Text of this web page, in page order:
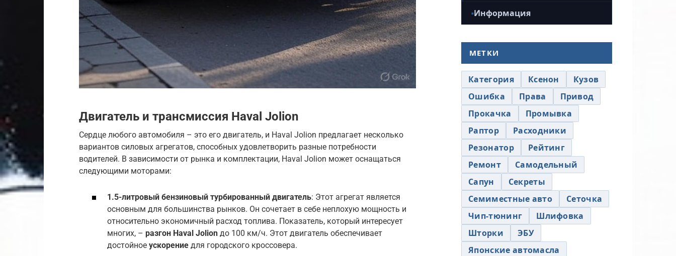
Двигатель и трансмиссия Haval Jolion
Сердце любого автомобиля – это его двигатель, и Haval Jolion предлагает несколько
вариантов силовых агрегатов, способных удовлетворить разные потребности
водителей. В зависимости от рынка и комплектации, Haval Jolion может оснащаться
следующими моторами:
1.5-литровый бензиновый турбированный двигатель: Этот агрегат является
основным для большинства рынков. Он сочетает в себе неплохую мощность и
относительно экономичный расход топлива. Показатель, который интересует
многих, – разгон Haval Jolion до 100 км/ч. Этот двигатель обеспечивает
достойное ускорение для городского кроссовера.
Информация
МЕТКИ
Категория Ксенон
Кузов
Ошибка
Права
Привод
Прокачка
Промывка
Раптор
Расходники
Резонатор
Рейтинг
Ремонт
Самодельный
Сапун
Секреты
Семиместные авто
Сеточка
Чип-тюнинг
Шлифовка
Шторки
ЭБУ
Японские автомасла